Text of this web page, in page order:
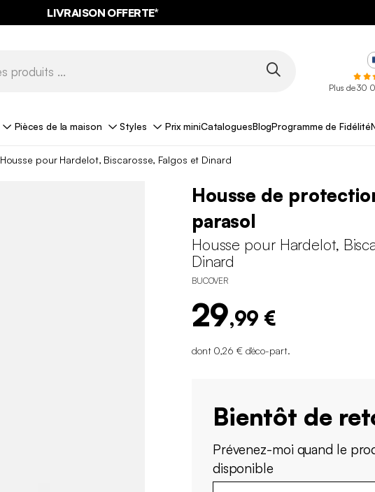
LIVRAISON OFFERTE*
Plus de 30
Pièces de la maison Styles Prix miniCataloguesBlogProgramme de Fidélité
Housse pour Hardelot, Biscarosse, Falgos et Dinard
Housse de
parasol
Housse pour Hardelot,
Dinard
BUCOVER
29,99 €
dont 0,26 € d'éco-part.
Bientôt de
Prévenez-moi quand le
disponible